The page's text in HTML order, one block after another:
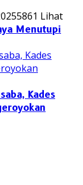
5861 Lihat
Menutupi
Kades